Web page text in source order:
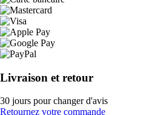
Livraison et retour
30 jours pour changer d'avis
Retournez votre commande